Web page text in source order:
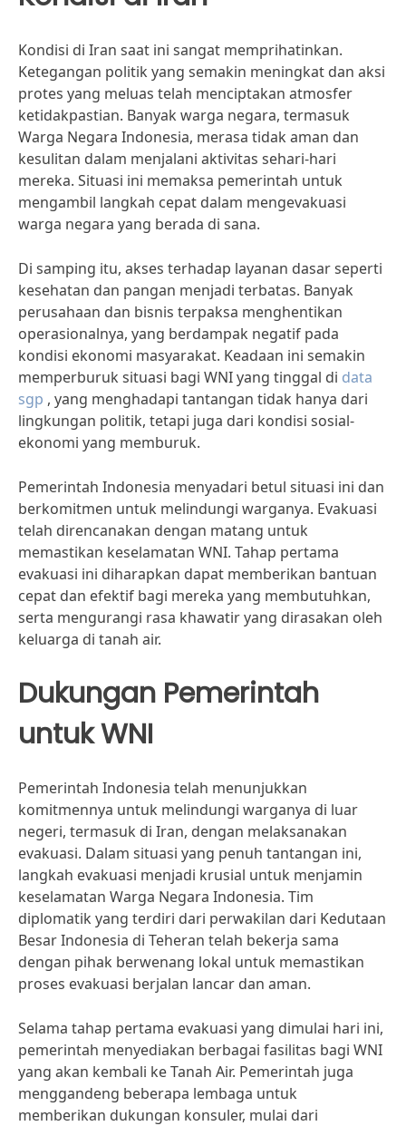
Kondisi di Iran saat ini sangat memprihatinkan.
Ketegangan politik yang semakin meningkat dan aksi
protes yang meluas telah menciptakan atmosfer
ketidakpastian. Banyak warga negara, termasuk
Warga Negara Indonesia, merasa tidak aman dan
kesulitan dalam menjalani aktivitas sehari-hari
mereka. Situasi ini memaksa pemerintah untuk
mengambil langkah cepat dalam mengevakuasi
warga negara yang berada di sana.
Di samping itu, akses terhadap layanan dasar seperti
kesehatan dan pangan menjadi terbatas. Banyak
perusahaan dan bisnis terpaksa menghentikan
operasionalnya, yang berdampak negatif pada
kondisi ekonomi masyarakat. Keadaan ini semakin
memperburuk situasi bagi WNI yang tinggal di data
sgp , yang menghadapi tantangan tidak hanya dari
lingkungan politik, tetapi juga dari kondisi sosial-
ekonomi yang memburuk.
Pemerintah Indonesia menyadari betul situasi ini dan
berkomitmen untuk melindungi warganya. Evakuasi
telah direncanakan dengan matang untuk
memastikan keselamatan WNI. Tahap pertama
evakuasi ini diharapkan dapat memberikan bantuan
cepat dan efektif bagi mereka yang membutuhkan,
serta mengurangi rasa khawatir yang dirasakan oleh
keluarga di tanah air.
Dukungan Pemerintah
untuk WNI
Pemerintah Indonesia telah menunjukkan
komitmennya untuk melindungi warganya di luar
negeri, termasuk di Iran, dengan melaksanakan
evakuasi. Dalam situasi yang penuh tantangan ini,
langkah evakuasi menjadi krusial untuk menjamin
keselamatan Warga Negara Indonesia. Tim
diplomatik yang terdiri dari perwakilan dari Kedutaan
Besar Indonesia di Teheran telah bekerja sama
dengan pihak berwenang lokal untuk memastikan
proses evakuasi berjalan lancar dan aman.
Selama tahap pertama evakuasi yang dimulai hari ini,
pemerintah menyediakan berbagai fasilitas bagi WNI
yang akan kembali ke Tanah Air. Pemerintah juga
menggandeng beberapa lembaga untuk
memberikan dukungan konsuler, mulai dari